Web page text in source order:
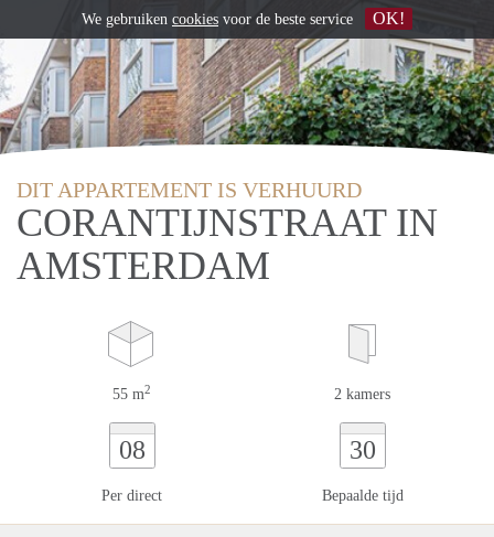
DIT APPARTEMENT IS VERHUURD
CORANTIJNSTRAAT IN
AMSTERDAM
55 m2 2 kamers
08
Per direct
30
Bepaalde tijd
We gebruiken cookies voor de beste service OK!